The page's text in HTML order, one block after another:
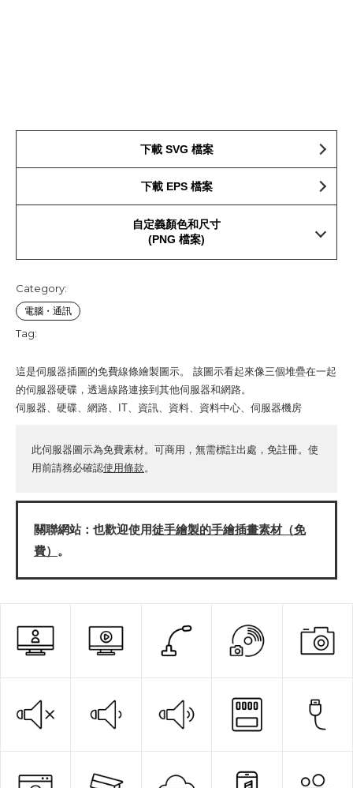
下載 SVG 檔案
下載 EPS 檔案
自定義顏色和尺寸
(PNG 檔案)
Category:
電腦・通訊
Tag:
這是伺服器插圖的免費線條繪製圖示。 該圖示看起來像三個堆疊在一起
的伺服器硬碟，透過線路連接到其他伺服器和網路。
伺服器、硬碟、網路、IT、資訊、資料、資料中心、伺服器機房
此伺服器圖示為免費素材。可商用，無需標註出處，免註冊。使
用前請務必確認使用條款。
關聯網站：也歡迎使用徒手繪製的手繪插畫素材（免
費） 。